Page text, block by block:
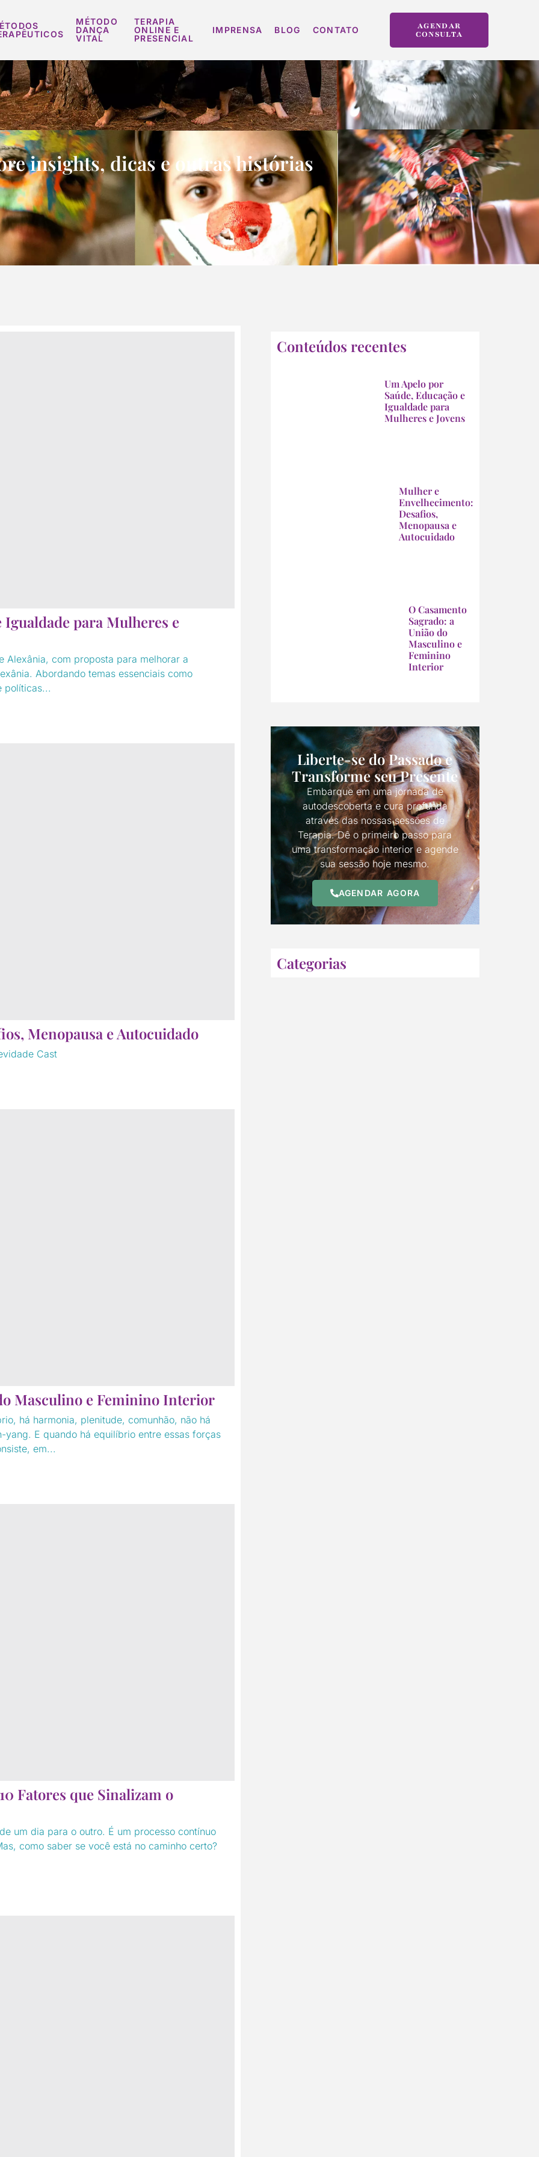
MÉTODO
DANÇA
VITAL
TERAPIA
ONLINE E
PRESENCIAL
IMPRENSA BLOG CONTATO
AGENDAR
CONSULTA
insights, dicas e outras histórias
Igualdade para Mulheres e
Alexânia, com proposta para melhorar a
Abordando temas essenciais como
políticas...
Menopausa e Autocuidado
Cast
Masculino e Feminino Interior
há harmonia, plenitude, comunhão, não há
E quando há equilíbrio entre essas forças
em...
Fatores que Sinalizam o
um dia para o outro. É um processo contínuo
como saber se você está no caminho certo?
Conteúdos recentes
Um Apelo por
Saúde, Educação e
Igualdade para
Mulheres e Jovens
Mulher e
Envelhecimento:
Desafios,
Menopausa e
Autocuidado
O Casamento
Sagrado: a
União do
Masculino e
Feminino
Interior
Liberte-se do Passado e
Transforme seu Presente
Embarque em uma jornada de
autodescoberta e cura profunda
através das nossas sessões de
Terapia. Dê o primeiro passo para
uma transformação interior e agende
sua sessão hoje mesmo.
AGENDAR AGORA
Categorias